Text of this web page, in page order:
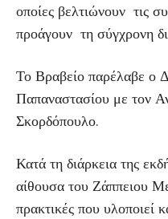
οποίες βελτιώνουν τις
προάγουν τη σύγχρονη
Το Βραβείο παρέλαβε ο
Παπαναστασίου με τον
Σκορδόπουλο.
Κατά τη διάρκεια της
αίθουσα του Ζάππειου
πρακτικές που υλοποιεί